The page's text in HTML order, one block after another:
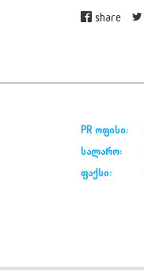
share
PR ოფისი:
სალარო:
ფაქსი: